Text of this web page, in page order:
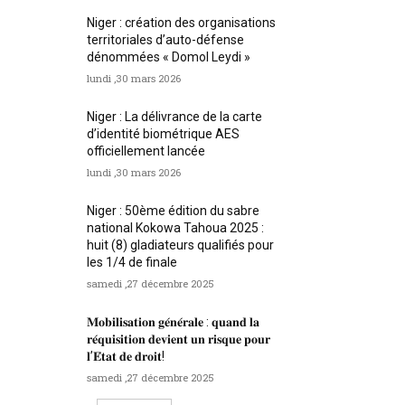
Niger : création des organisations
territoriales d’auto-défense
dénommées « Domol Leydi »
lundi ,30 mars 2026
Niger : La délivrance de la carte
d’identité biométrique AES
officiellement lancée
lundi ,30 mars 2026
Niger : 50ème édition du sabre
national Kokowa Tahoua 2025 :
huit (8) gladiateurs qualifiés pour
les 1/4 de finale
samedi ,27 décembre 2025
𝐌𝐨𝐛𝐢𝐥𝐢𝐬𝐚𝐭𝐢𝐨𝐧 𝐠𝐞́𝐧𝐞́𝐫𝐚𝐥𝐞 : 𝐪𝐮𝐚𝐧𝐝 𝐥𝐚
𝐫𝐞́𝐪𝐮𝐢𝐬𝐢𝐭𝐢𝐨𝐧 𝐝𝐞𝐯𝐢𝐞𝐧𝐭 𝐮𝐧 𝐫𝐢𝐬𝐪𝐮𝐞 𝐩𝐨𝐮𝐫
𝐥’𝐄́𝐭𝐚𝐭 𝐝𝐞 𝐝𝐫𝐨𝐢𝐭!
samedi ,27 décembre 2025